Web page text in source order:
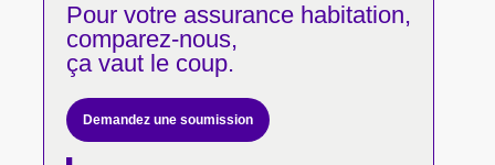
Pour votreassurance habitation,
comparez-nous,
ça vaut le coup.
Demandez une soumission